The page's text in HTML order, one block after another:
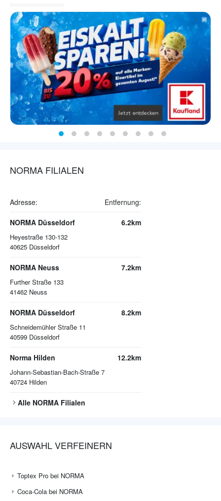
NORMA FILIALEN
Adresse: Entfernung:
NORMA Düsseldorf
Heyestraße 130-132
40625 Düsseldorf
6.2km
NORMA Neuss
Further Straße 133
41462 Neuss
7.2km
NORMA Düsseldorf
Schneidemühler Straße 11
40599 Düsseldorf
8.2km
Norma Hilden
Johann-Sebastian-Bach-Straße 7
40724 Hilden
12.2km
Alle NORMA Filialen
AUSWAHL VERFEINERN
Toptex Pro bei NORMA
Coca-Cola bei NORMA